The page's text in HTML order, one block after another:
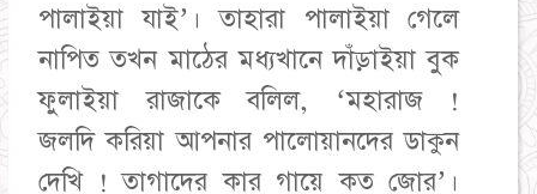
পালাইয়া যাই’। তাহারা পালাইয়া গেলে
নাপিত তখন মাঠের মধ্যখানে দাঁড়াইয়া বুক
ফুলাইয়া রাজাকে বলিল, ‘মহারাজ !
জলদি করিয়া আপনার পালোয়ানদের ডাকুন
দেখি ! তাগাদের কার গায়ে কত জোর’।